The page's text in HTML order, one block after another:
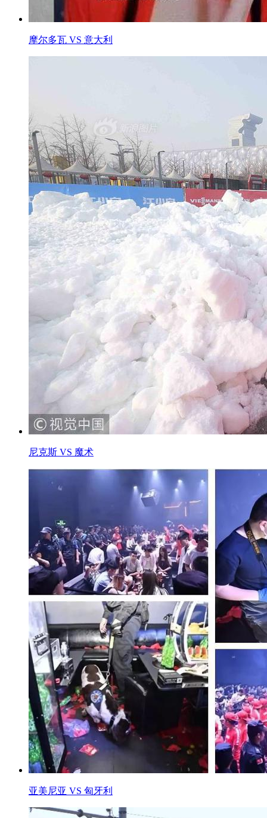
摩尔多瓦 VS 意大利
尼克斯 VS 魔术
亚美尼亚 VS 匈牙利